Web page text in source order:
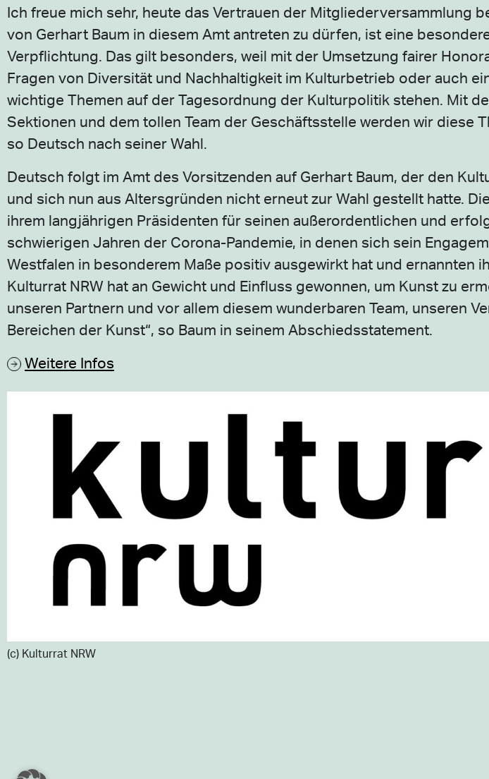
Ich freue mich sehr, heute das Vertrauen der Mitgliederversammlung
von Gerhart Baum in diesem Amt antreten zu dürfen, ist eine
Verpflichtung. Das gilt besonders, weil mit der Umsetzung fairer
Fragen von Diversität und Nachhaltigkeit im Kulturbetrieb oder auch
wichtige Themen auf der Tagesordnung der Kulturpolitik stehen. Mit
Sektionen und dem tollen Team der Geschäftsstelle werden wir diese
so Deutsch nach seiner Wahl.
Deutsch folgt im Amt des Vorsitzenden auf Gerhart Baum, der den
und sich nun aus Altersgründen nicht erneut zur Wahl gestellt hatte.
ihrem langjährigen Präsidenten für seinen außerordentlichen und
schwierigen Jahren der Corona-Pandemie, in denen sich sein
Westfalen in besonderem Maße positiv ausgewirkt hat und ernannten
Kulturrat NRW hat an Gewicht und Einfluss gewonnen, um Kunst zu
unseren Partnern und vor allem diesem wunderbaren Team, unseren
Bereichen der Kunst“, so Baum in seinem Abschiedsstatement.
Weitere Infos
(c) Kulturrat NRW